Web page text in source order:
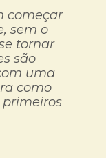
começar
sem o
tornar
são
uma
como